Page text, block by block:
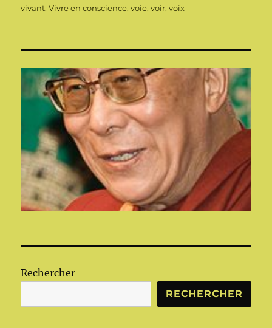
vivant,Vivre en conscience,voie,voir,voix
Rechercher
RECHERCHER